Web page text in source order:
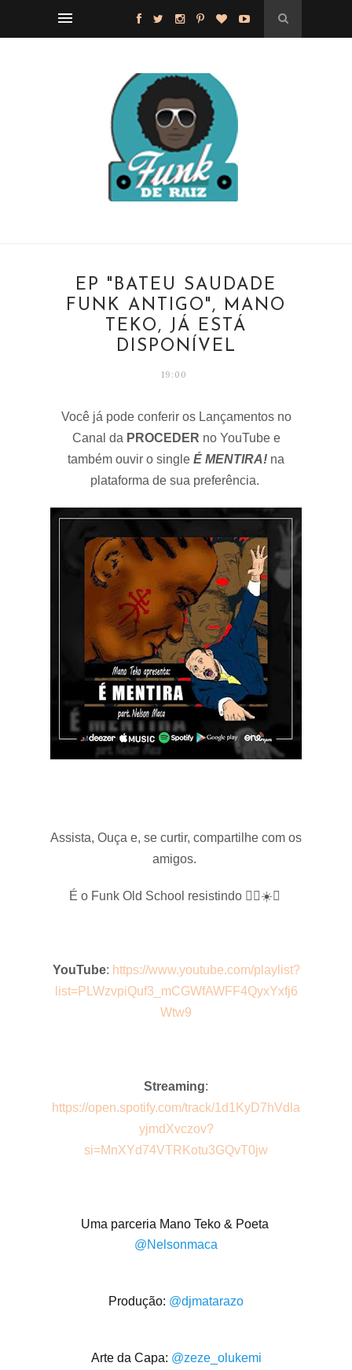
EP "BATEU SAUDADE
FUNK ANTIGO", MANO
TEKO, JÁ ESTÁ
DISPONÍVEL
19:00
Você já pode conferir os Lançamentos no
Canal da PROCEDER no YouTube e
também ouvir o single É MENTIRA! na
plataforma de sua preferência.
Assista, Ouça e, se curtir, compartilhe com os
amigos.
É o Funk Old School resistindo ✊🏾☀️🔥
YouTube: https://www.youtube.com/playlist?
list=PLWzvpiQuf3_mCGWfAWFF4QyxYxfj6
Wtw9
Streaming:
https://open.spotify.com/track/1d1KyD7hVdla
yjmdXvczov?
si=MnXYd74VTRKotu3GQvT0jw
@Nelsonmaca
Produção: @djmatarazo
Arte da Capa: @zeze_olukemi